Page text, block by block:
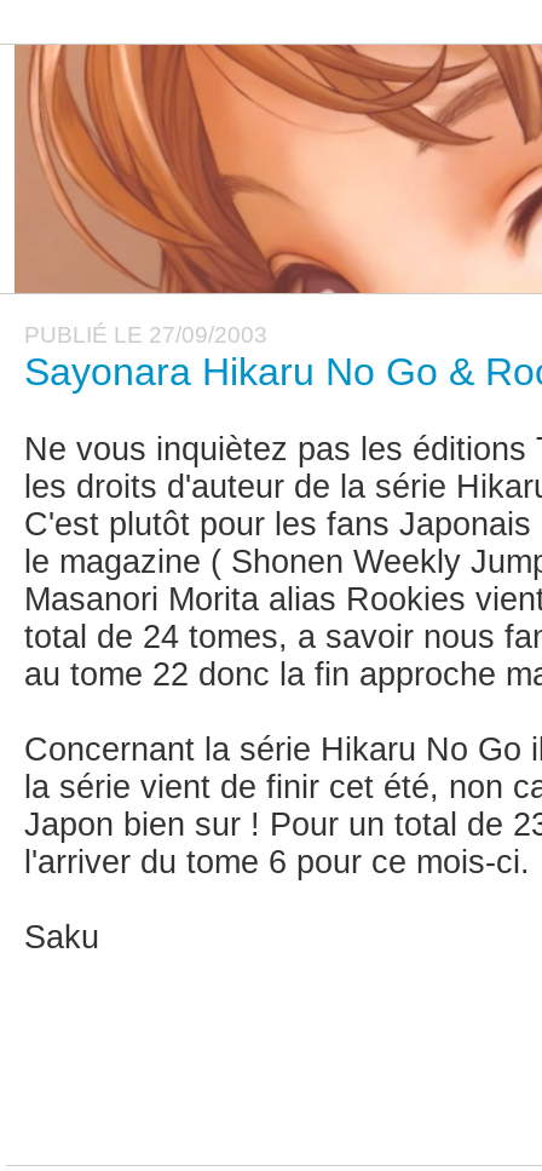
PUBLIÉ LE 27/09/2003
Sayonara Hikaru No Go &
Ne vous inquiètez pas les éditions
les droits d'auteur de la série
C'est plutôt pour les fans
le magazine ( Shonen Weekly
Masanori Morita alias Rookies
total de 24 tomes, a savoir nous
au tome 22 donc la fin approche
Concernant la série Hikaru No Go
la série vient de finir cet été, non
Japon bien sur ! Pour un total de
l'arriver du tome 6 pour ce mois-ci.
Saku